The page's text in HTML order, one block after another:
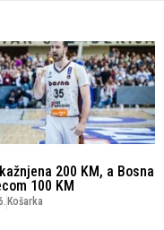
200 KM, a Bosna
100 KM
Košarka